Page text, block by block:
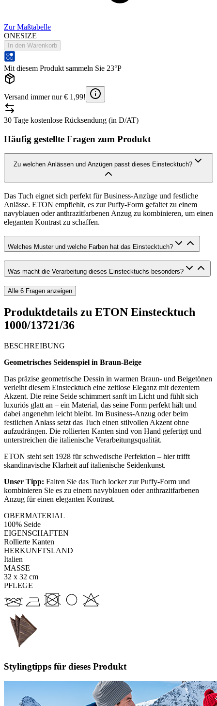
Zur Maßtabelle
ONESIZE
In den Warenkorb
Mit diesem Produkt sammeln Sie 23°P
Versand immer nur € 1,99!
30 Tage kostenlose Rücksendung (in D/AT)
Häufig gestellte Fragen zum Produkt
Zu welchen Anlässen und Anzügen passt dieses Einstecktuch?
Das Tuch eignet sich perfekt für Business-Anzüge und festliche
Anlässe. ETON empfiehlt, es zur Puffy-Form gefaltet zu einem
navyblauen oder anthrazitfarbenen Anzug zu kombinieren, um einen
eleganten Kontrast zu schaffen.
Welches Muster und welche Farben hat das Einstecktuch?
Was macht die Verarbeitung dieses Einstecktuchs besonders?
Alle 6 Fragen anzeigen
Produktdetails zu ETON Einstecktuch
1000/13721/36
BESCHREIBUNG
Geometrisches Seidenspiel in Braun-Beige
Das präzise geometrische Dessin in warmen Braun- und Beigetönen
verleiht diesem Einstecktuch eine zeitlose Eleganz mit dezentem
Akzent. Die reine Seide schimmert sanft im Licht und fühlt sich
luxuriös glatt an – ein Material, das seine Form perfekt hält und
dabei angenehm leicht bleibt. Im Business-Anzug oder beim
festlichen Anlass setzt das Tuch einen stilvollen Akzent ohne
aufzudrängen. Die rollierten Kanten sind von Hand gefertigt und
unterstreichen die italienische Verarbeitungsqualität.
ETON steht seit 1928 für schwedische Perfektion – hier trifft
skandinavische Klarheit auf italienische Seidenkunst.
Unser Tipp: Falten Sie das Tuch locker zur Puffy-Form und
kombinieren Sie es zu einem navyblauen oder anthrazitfarbenen
Anzug für einen eleganten Kontrast.
OBERMATERIAL
100% Seide
EIGENSCHAFTEN
Rollierte Kanten
HERKUNFTSLAND
Italien
MASSE
32 x 32 cm
PFLEGE
Stylingtipps für dieses Produkt